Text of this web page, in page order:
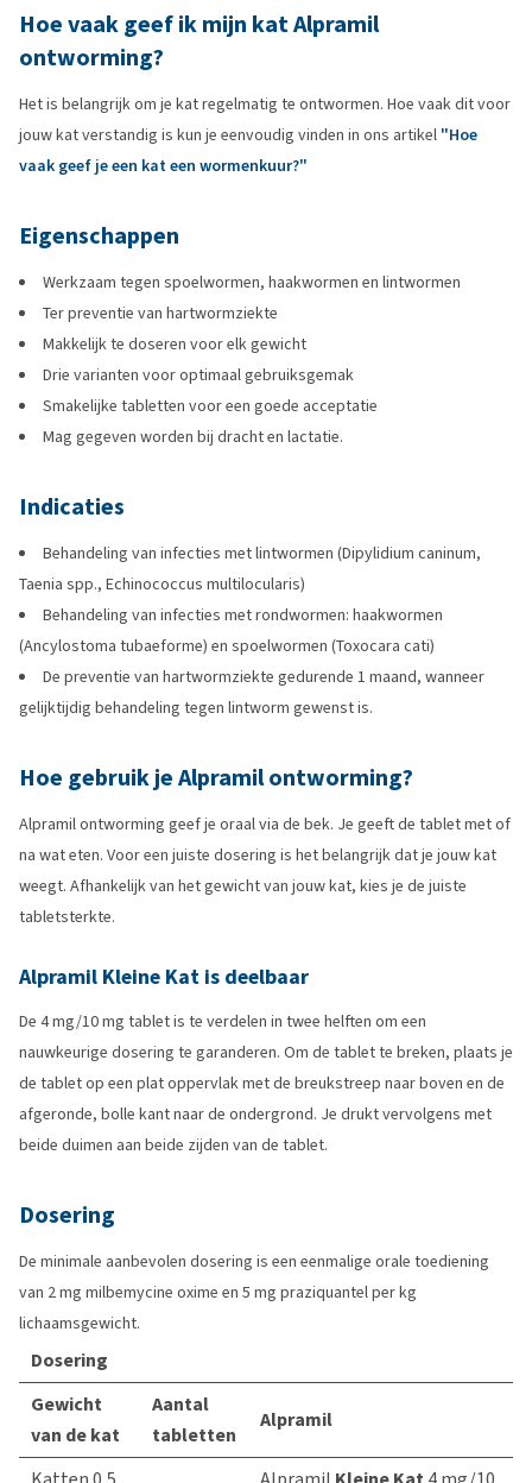
Hoe vaak geef ik mijn kat Alpramil
ontworming?
Het is belangrijk om je kat regelmatig te ontwormen. Hoe vaak dit voor
jouw kat verstandig is kun je eenvoudig vinden in ons artikel "Hoe
vaak geef je een kat een wormenkuur?"
Eigenschappen
Werkzaam tegen spoelwormen, haakwormen en lintwormen
Ter preventie van hartwormziekte
Makkelijk te doseren voor elk gewicht
Drie varianten voor optimaal gebruiksgemak
Smakelijke tabletten voor een goede acceptatie
Mag gegeven worden bij dracht en lactatie.
Indicaties
Behandeling van infecties met lintwormen (Dipylidium caninum,
Taenia spp., Echinococcus multilocularis)
Behandeling van infecties met rondwormen: haakwormen
(Ancylostoma tubaeforme) en spoelwormen (Toxocara cati)
De preventie van hartwormziekte gedurende 1 maand, wanneer
gelijktijdig behandeling tegen lintworm gewenst is.
Hoe gebruik je Alpramil ontworming?
Alpramil ontworming geef je oraal via de bek. Je geeft de tablet met of
na wat eten. Voor een juiste dosering is het belangrijk dat je jouw kat
weegt. Afhankelijk van het gewicht van jouw kat, kies je de juiste
tabletsterkte.
Alpramil Kleine Kat is deelbaar
De 4 mg/10 mg tablet is te verdelen in twee helften om een
nauwkeurige dosering te garanderen. Om de tablet te breken, plaats je
de tablet op een plat oppervlak met de breukstreep naar boven en de
afgeronde, bolle kant naar de ondergrond. Je drukt vervolgens met
beide duimen aan beide zijden van de tablet.
Dosering
De minimale aanbevolen dosering is een eenmalige orale toediening
van 2 mg milbemycine oxime en 5 mg praziquantel per kg
lichaamsgewicht.
Dosering
Gewicht
van de kat
Aantal
tabletten
Alpramil